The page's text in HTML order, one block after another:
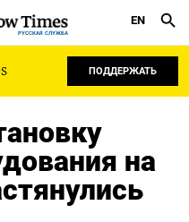
РУССКАЯ СЛУЖБА
EN
ПОДДЕРЖАТЬ
на